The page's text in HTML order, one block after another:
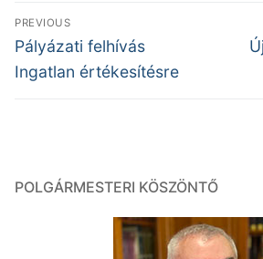
Bejegyzés
navigáció
PREVIOUS
Previous
post:
Pályázati felhívás
Ingatlan értékesítésre
POLGÁRMESTERI KÖSZÖNTŐ